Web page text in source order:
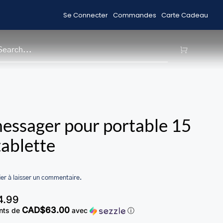
Livraison gratuite pour les commandes 99
Se Connecter Commandes Carte Cadeau
pour portable 15
à laisser un commentaire.
de CAD$63.00 avec ⓘ